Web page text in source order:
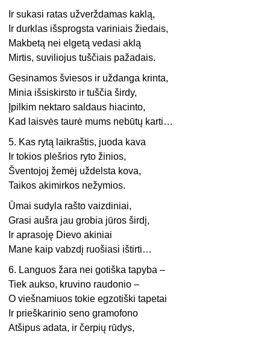
Ir sukasi ratas užverždamas kaklą,
Ir durklas išsprogsta variniais žiedais,
Makbetą nei elgetą vedasi aklą
Mirtis, suviliojus tuščiais pažadais.
Gesinamos šviesos ir uždanga krinta,
Minia išsiskirsto ir tuščia širdy,
Įpilkim nektaro saldaus hiacinto,
Kad laisvės taurė mums nebūtų karti…
5. Kas rytą laikraštis, juoda kava
Ir tokios plėšrios ryto žinios,
Šventojoj žemėj uždelsta kova,
Taikos akimirkos nežymios.
Ūmai sudyla rašto vaizdiniai,
Grasi aušra jau grobia jūros širdį,
Ir aprasoję Dievo akiniai
Mane kaip vabzdį ruošiasi ištirti…
6. Languos žara nei gotiška tapyba –
Tiek aukso, kruvino raudonio –
O viešnamiuos tokie egzotiški tapetai
Ir prieškarinio seno gramofono
Atšipus adata, ir čerpių rūdys,